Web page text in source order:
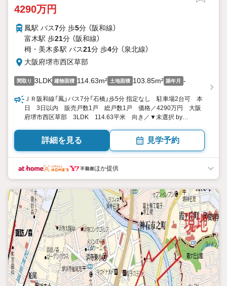
4290万円
鳳駅 バス7分 歩5分 （阪和線）
富木駅 歩21分 （阪和線）
栂・美木多駅 バス21分 歩4分 （泉北線）
大阪府堺市西区草部
間取り 3LDK 建物面積 114.63m² 土地面積 103.85m² 築年月 -
ＪＲ阪和線「鳳」バス7分「石橋」歩5分 指定なし 駐車場2台可 本
日 3日以内 販売戸数1戸 総戸数1戸 価格／4290万円 大阪
府堺市西区草部 3LDK 114.63平米 向き／▼未選択 by
詳細を見る 見学予約
ほか提供